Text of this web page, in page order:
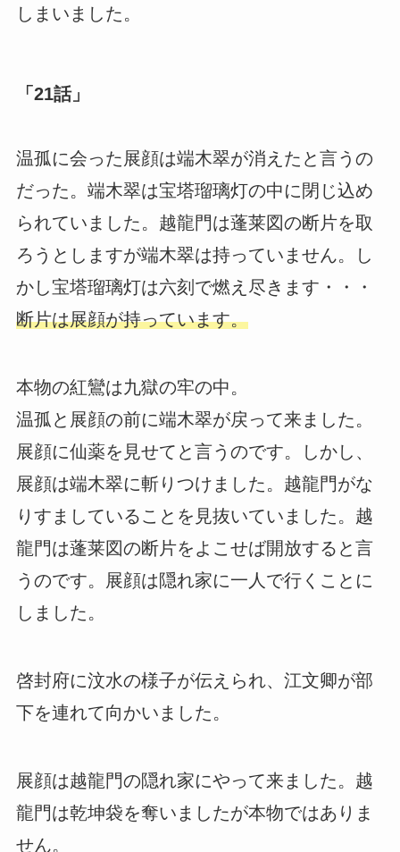
しまいました。
「21話」
温孤に会った展顔は端木翠が消えたと言うの
だった。端木翠は宝塔瑠璃灯の中に閉じ込め
られていました。越龍門は蓬莱図の断片を取
ろうとしますが端木翠は持っていません。し
かし宝塔瑠璃灯は六刻で燃え尽きます・・・
断片は展顔が持っています。
本物の紅鸞は九獄の牢の中。
温孤と展顔の前に端木翠が戻って来ました。
展顔に仙薬を見せてと言うのです。しかし、
展顔は端木翠に斬りつけました。越龍門がな
りすましていることを見抜いていました。越
龍門は蓬莱図の断片をよこせば開放すると言
うのです。展顔は隠れ家に一人で行くことに
しました。
啓封府に汶水の様子が伝えられ、江文卿が部
下を連れて向かいました。
展顔は越龍門の隠れ家にやって来ました。越
龍門は乾坤袋を奪いましたが本物ではありま
せん。